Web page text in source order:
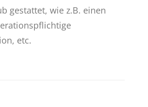
gestattet, wie z.B. einen
etc.